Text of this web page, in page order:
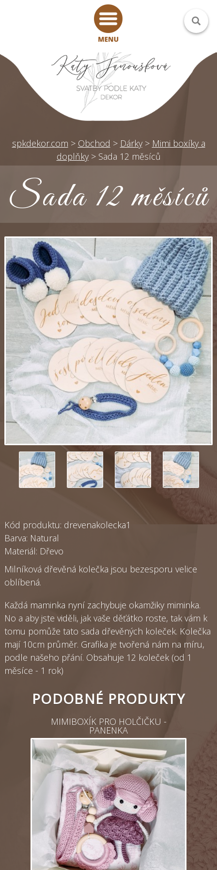
spkdekor.com > Obchod > Dárky > Mimi boxíky a
doplňky > Sada 12 měsíců
Sada 12 měsíců
Kód produktu: drevenakolecka1
Barva: Natural
Materiál: Dřevo
Milníková dřevěná kolečka jsou bezesporu velice
oblíbená.
Každá maminka nyní zachybuje okamžiky miminka.
No a aby jste viděli, jak vaše děťátko roste, tak vám k
tomu pomůže tato sada dřevěných koleček. Kolečka
mají 10cm průměr. Grafika je tvořená nám na míru,
podle našeho přání. Obsahuje 12 koleček (od 1
měsíce - 1 rok)
PODOBNÉ PRODUKTY
MIMIBOXÍK PRO HOLČIČKU -
PANENKA